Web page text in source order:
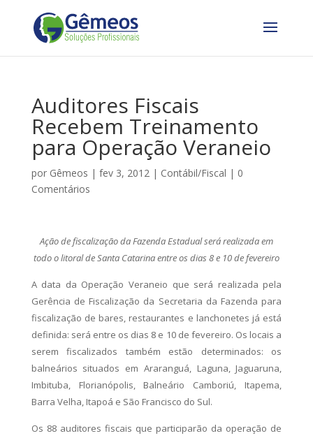
Auditores Fiscais
Recebem Treinamento
para Operação Veraneio
por Gêmeos | fev 3, 2012| Contábil/Fiscal | 0
Comentários
Ação de fiscalização da Fazenda Estadual será realizada em
todo o litoral de Santa Catarina entre os dias 8 e 10 de fevereiro
A data da Operação Veraneio que será realizada pela
Gerência de Fiscalização da Secretaria da Fazenda para
fiscalização de bares, restaurantes e lanchonetes já está
definida: será entre os dias 8 e 10 de fevereiro. Os locais a
serem fiscalizados também estão determinados: os
balneários situados em Araranguá, Laguna, Jaguaruna,
Imbituba, Florianópolis, Balneário Camboriú, Itapema,
Barra Velha, Itapoá e São Francisco do Sul.
Os 88 auditores fiscais que participarão da operação de